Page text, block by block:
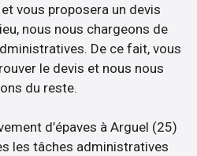
vous proposera un devis
nous nous chargeons de
De ce fait, vous
le devis et nous nous
du reste.
d’épaves à Arguel (25)
les tâches administratives